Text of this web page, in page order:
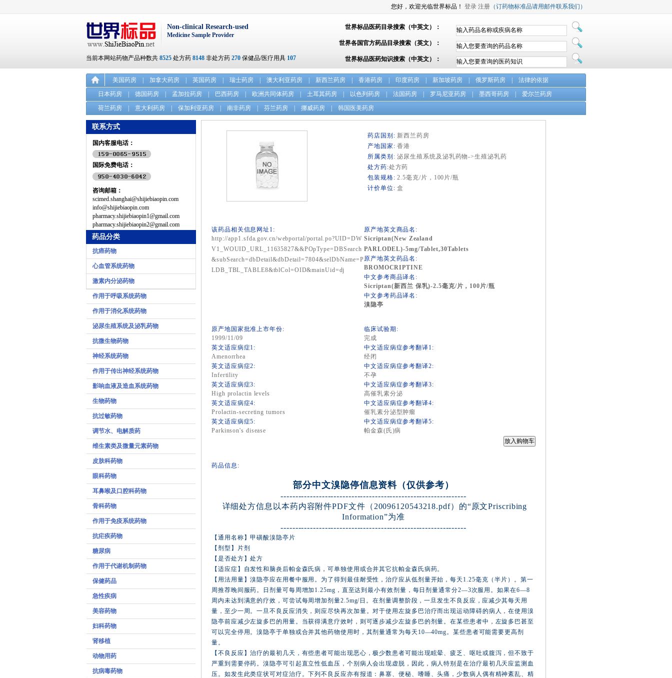
您好，欢迎光临世界标品！ 登录 注册 （订药物标准品请用邮件联系我们）
Non-clinical Research-used
Medicine Sample Provider
当前本网站药物产品种数共 8525 处方药 8148 非处方药 270 保健品/医疗用具 107
世界标品医药目录搜索（中英文）：
世界各国官方药品目录搜索（英文）：
世界标品医药知识搜索（中英文）：
美国药房 加拿大药房 英国药房 瑞士药房 澳大利亚药房 新西兰药房 香港药房 印度药房 新加坡药房 俄罗斯药房
法律的依据
日本药房
德国药房 孟加拉药房 巴西药房 欧洲共同体药房 土耳其药房 以色列药房 法国药房 罗马尼亚药房 墨西哥药房
爱尔兰药房
荷兰药房
意大利药房 保加利亚药房 南非药房 芬兰药房 挪威药房 韩国医美药房
联系方式
国内客服电话：
国际免费电话：
咨询邮箱：
scimed.shanghai@shijiebiaopin.com
info@shijiebiaopin.com
pharmacy.shijiebiaopin1@gmail.com
pharmacy.shijiebiaopin2@gmail.com
药品分类
抗癌药物
心血管系统药物
激素内分泌药物
作用于呼吸系统药物
作用于消化系统药物
泌尿生殖系统及泌乳药物
抗微生物药物
神经系统药物
作用于传出神经系统药物
影响血液及造血系统药物
生物药物
抗过敏药物
调节水、电解质药
维生素类及微量元素药物
皮肤科药物
眼科药物
耳鼻喉及口腔科药物
骨科药物
作用于免疫系统药物
抗疟疾药物
糖尿病
作用于代谢机制药物
保健药品
急性疾病
美容药物
妇科药物
肾移植
动物用药
抗病毒药物
药店国别: 新西兰药房
产地国家: 香港
所属类别 : 泌尿生殖系统及泌乳药物->生殖泌乳药
处方药:处方药
包装规格: 2.5毫克/片，100片/瓶
计价单位: 盒
该药品相关信息网址1:
http://app1.sfda.gov.cn/webportal/portal.po?UID=DW
V1_WOUID_URL_11635827&&POpType=DBSearch
&subSearch=dbDetail&dbDetail=7804&selDbName=P
LDB_TBL_TABLE8&tblCol=OID&mainUid=dj
原产地英文商品名:
Sicriptan(New Zealand
PARLODEL)-5mg/Tablet,30Tablets
原产地英文药品名:
BROMOCRIPTINE
中文参考商品译名:
Sicriptan(新西兰 保乳)-2.5毫克/片，100片/瓶
中文参考药品译名:
溴隐亭
原产地国家批准上市年份:
1999/11/09
英文适应病症1:
Amenorrhea
英文适应病症2:
Infertility
英文适应病症3:
High prolactin levels
英文适应病症4:
Prolactin-secreting tumors
英文适应病症5:
Parkinson's disease
临床试验期:
完成
中文适应病症参考翻译1:
经闭
中文适应病症参考翻译2:
不孕
中文适应病症参考翻译3:
高催乳素分泌
中文适应病症参考翻译4:
催乳素分泌型肿瘤
中文适应病症参考翻译5:
帕金森(氏)病
药品信息:
部分中文溴隐停信息资料（仅供参考）
---------------------------------------------------------------
详细处方信息以本药内容附件PDF文件（20096120543218.pdf）的“原文Priscribing
Information”为准
---------------------------------------------------------------
【通用名称】甲磺酸溴隐亭片
【剂型】片剂
【是否处方】处方
【适应症】自发性和脑炎后帕金森氏病，可单独使用或合并其它抗帕金森氏病药。
【用法用量】溴隐亭应在用餐中服用。为了得到最佳耐受性，治疗应从低剂量开始，每天1.25毫克（半片）。第一
周推荐晚间服药。日剂量可每周增加1.25mg，直至达到最小有效剂量，每日剂量通常分2—3次服用。如果在6—8
周内未达到满意的疗效，可尝试每周增加剂量2.5mg/日。在剂量调整阶段，一旦发生不良反应，应减少其每天用
量，至少一周。一旦不良反应消失，则应尽快再次加量。对于使用左旋多巴治疗而出现运动障碍的病人，在使用溴
隐亭前应减少左旋多巴的用量。当获得满意疗效时，则可逐步减少左旋多巴的剂量。在某些患者中，左旋多巴甚至
可以完全停用。溴隐亭于单独或合并其他药物使用时，其剂量通常为每天10—40mg。某些患者可能需要更高剂
量。
【不良反应】治疗的最初几天，有些患者可能出现恶心，极少数患者可能出现眩晕、疲乏、呕吐或腹泻，但不致于
严重到需要停药。溴隐亭可引起直立性低血压，个别病人会出现虚脱，因此，病人特别是在治疗最初几天应监测血
压。如发生此类症状可对症治疗。下列不良反应亦有报道：鼻塞、便秘、嗜睡、头痛，少数病人偶有精神紊乱、精